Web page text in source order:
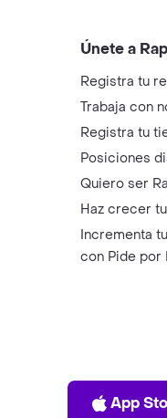
Únete a
Registra tu
Trabaja con
Registra tu
Posiciones
Quiero ser
Haz crecer
Incrementa
con Pide por
App